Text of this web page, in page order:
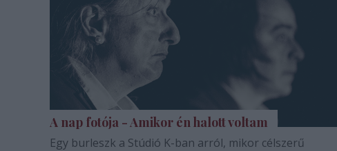
A nap fotója - Amikor én halott voltam
Egy burleszk a Stúdió K-ban arról, mikor célszerű